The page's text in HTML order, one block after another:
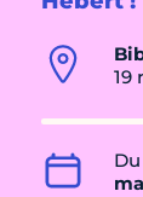
19
Du